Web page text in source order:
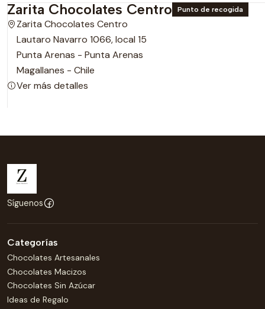
Zarita Chocolates Centro Punto de recogida
Zarita Chocolates Centro
Lautaro Navarro 1066, local 15
Punta Arenas - Punta Arenas
Magallanes - Chile
Ver más detalles
Síguenos
Categorías
Chocolates Artesanales
Chocolates Macizos
Chocolates Sin Azúcar
Ideas de Regalo